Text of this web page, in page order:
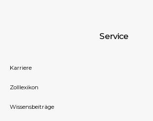
Service
Karriere
Zolllexikon
Wissensbeiträge